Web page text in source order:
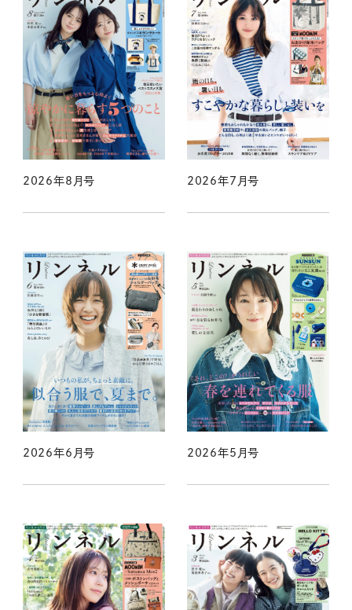
2026年8月号 2026年7月号
2026年6月号 2026年5月号